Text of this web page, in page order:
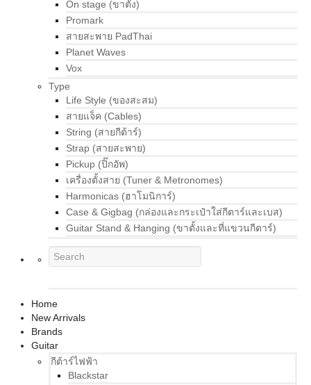
On stage (ขาตั้ง)
Promark
สายสะพาย PadThai
Planet Waves
Vox
Type
Life Style (ของสะสม)
สายแจ็ค (Cables)
String (สายกีต้าร์)
Strap (สายสะพาย)
Pickup (ปิ๊กอัพ)
เครื่องตั้งสาย (Tuner & Metronomes)
Harmonicas (ฮาโมนิการ์)
Case & Gigbag (กล่องและกระเป๋าใส่กีตาร์และเบส)
Guitar Stand & Hanging (ขาตั้งและที่แขวนกีตาร์)
Home
New Arrivals
Brands
Guitar
กีต้าร์ไฟฟ้า
Blackstar